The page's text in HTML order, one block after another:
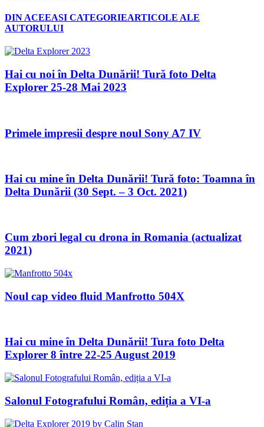
DIN ACEEASI CATEGORIEARTICOLE ALE
AUTORULUI
Hai cu noi în Delta Dunării! Tură foto Delta
Explorer 25-28 Mai 2023
Primele impresii despre noul Sony A7 IV
Hai cu mine în Delta Dunării! Tură foto: Toamna în
Delta Dunării (30 Sept. – 3 Oct. 2021)
Cum zbori legal cu drona in Romania (actualizat
2021)
Noul cap video fluid Manfrotto 504X
Hai cu mine în Delta Dunării! Tura foto Delta
Explorer 8 între 22-25 August 2019
Salonul Fotografului Român, ediția a VI-a